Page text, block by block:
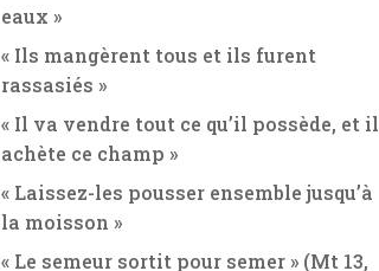
eaux »
« Ils mangèrent tous et ils furent
rassasiés »
« Il va vendre tout ce qu’il possède, et il
achète ce champ »
« Laissez-les pousser ensemble jusqu’à
la moisson »
« Le semeur sortit pour semer » (Mt 13,